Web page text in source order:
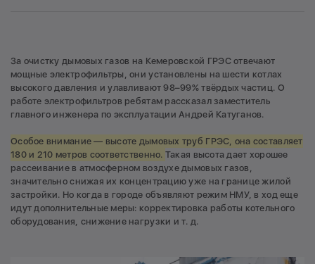
За очистку дымовых газов на Кемеровской ГРЭС отвечают
мощные электрофильтры, они установлены на шести котлах
высокого давления и улавливают 98–99% твёрдых частиц. О
работе электрофильтров ребятам рассказал заместитель
главного инженера по эксплуатации Андрей Катуганов.
Особое внимание — высоте дымовых труб ГРЭС, она составляет
180 и 210 метров соответственно. Такая высота дает хорошее
рассеивание в атмосферном воздухе дымовых газов,
значительно снижая их концентрацию уже на границе жилой
застройки. Но когда в городе объявляют режим НМУ, в ход еще
идут дополнительные меры: корректировка работы котельного
оборудования, снижение нагрузки и т. д.